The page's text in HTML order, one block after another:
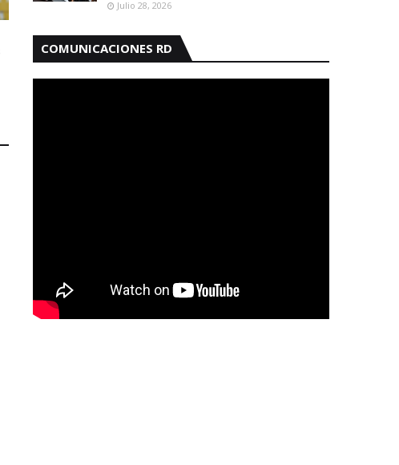
Julio 28, 2026
COMUNICACIONES RD